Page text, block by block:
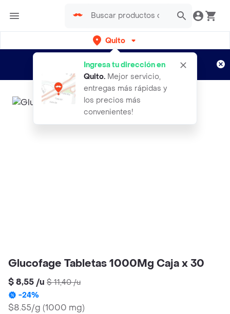
Quito
Ingresa tu dirección en
Quito. Mejor servicio,
entregas más rápidas y
los precios más
convenientes!
envíos gratis por semanas
Aplican TyC
Glucofage Tabletas 1000Mg Caja x 30
$ 8,55 /u $ 11,40/u
-24%
$8.55/g (1000 mg)